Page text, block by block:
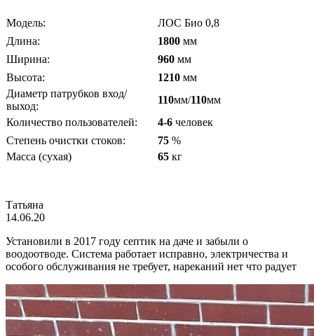
Модель:
ЛОС Био 0,8
Длина:
1800 мм
Ширина:
960 мм
Высота:
1210 мм
Диаметр патрубков вход/
выход:
110мм/110мм
Количество пользователей:
4-6 человек
Степень очистки стоков:
75 %
Масса (сухая)
65 кг
Татьяна
14.06.20
Установили в 2017 году септик на даче и забыли о
воодоотводе. Система работает исправно, электричества и
особого обслуживания не требует, нареканий нет что радует